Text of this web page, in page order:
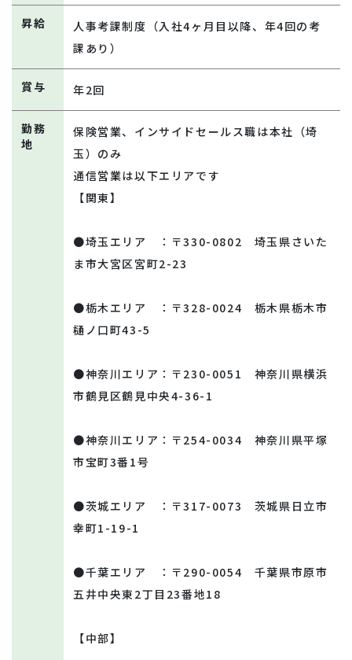
昇給
人事考課制度（入社4ヶ月目以降、年4回の考
課あり）
賞与 年2回
勤務
地
保険営業、インサイドセールス職は本社（埼
玉）のみ
通信営業は以下エリアです
【関東】
●埼玉エリア ：〒330-0802 埼玉県さいた
ま市大宮区宮町2-23
●栃木エリア ：〒328-0024 栃木県栃木市
樋ノ口町43-5
●神奈川エリア：〒230-0051 神奈川県横浜
市鶴見区鶴見中央4-36-1
●神奈川エリア：〒254-0034 神奈川県平塚
市宝町3番1号
●茨城エリア ：〒317-0073 茨城県日立市
幸町1-19-1
●千葉エリア ：〒290-0054 千葉県市原市
五井中央東2丁目23番地18
【中部】